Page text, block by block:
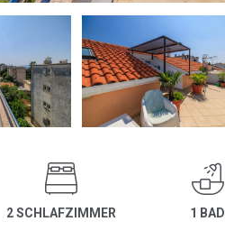
2 SCHLAFZIMMER 1 BAD